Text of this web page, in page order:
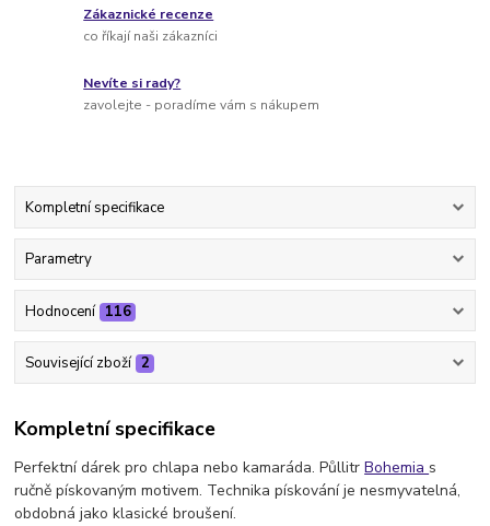
Zákaznické recenze
co říkají naši zákazníci
Nevíte si rady?
zavolejte - poradíme vám s nákupem
Kompletní specifikace
Parametry
Hodnocení 116
Související zboží 2
Kompletní specifikace
Perfektní dárek pro chlapa nebo kamaráda. PůllitrBohemia s
ručně pískovaným motivem. Technika pískování je nesmyvatelná,
obdobná jako klasické broušení.